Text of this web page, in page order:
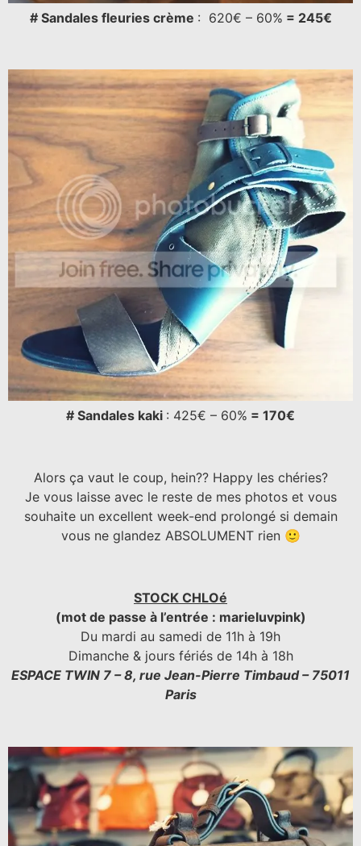
# Sandales fleuries crème : 620€ – 60% = 245€
# Sandales kaki : 425€ – 60% = 170€
Alors ça vaut le coup, hein?? Happy les chéries?
Je vous laisse avec le reste de mes photos et vous
souhaite un excellent week-end prolongé si demain
vous ne glandez ABSOLUMENT rien 🙂
STOCK CHLOé
(mot de passe à l’entrée : marieluvpink)
Du mardi au samedi de 11h à 19h
Dimanche & jours fériés de 14h à 18h
ESPACE TWIN 7 – 8, rue Jean-Pierre Timbaud – 75011
Paris